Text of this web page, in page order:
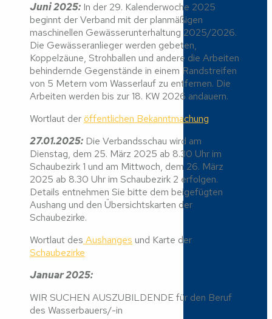
Juni 2025: In der 29. Kalenderwoche 2025
beginnt der Verband mit der planmäßigen
maschinellen Gewässerunterhaltung 2025/2026.
Die Gewässeranlieger werden gebeten,
Koppelzäune, Strohballen und andere die Arbeiten
behindernde Gegenstände in einem Randstreifen
von 5 Metern vom Wasserlauf zu entfernen. Die
Arbeiten werden bis zur 18. KW 2026 andauern.
Wortlaut deröffentlichen Bekanntmachung
27.01.2025: Die Verbandsschau wird am
Dienstag, dem 25. März 2025 ab 8.30 Uhr im
Schaubezirk 1 und am Mittwoch, dem 26. März
2025 ab 8.30 Uhr im Schaubezirk 2 erfolgen.
Details entnehmen Sie bitte dem beigefügten
Aushang und den Übersichtskarten der
Schaubezirke.
Wortlaut des Aushanges und Karte der
Schaubezirke
Januar 2025:
WIR SUCHEN AUSZUBILDENDE für den Beruf
des Wasserbauers/-in